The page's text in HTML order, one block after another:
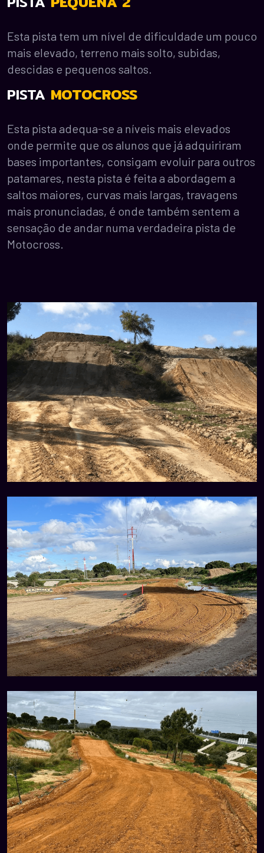
Esta pista tem um nível de dificuldade um pouco
mais elevado, terreno mais solto, subidas,
descidas e pequenos saltos.
PISTA MOTOCROSS
Esta pista adequa-se a níveis mais elevados
onde permite que os alunos que já adquiriram
bases importantes, consigam evoluir para outros
patamares, nesta pista é feita a abordagem a
saltos maiores, curvas mais largas, travagens
mais pronunciadas, é onde também sentem a
sensação de andar numa verdadeira pista de
Motocross.